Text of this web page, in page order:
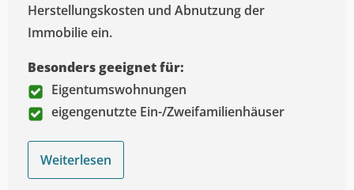
Herstellungskosten und Abnutzung der
Immobilie ein.
Besonders geeignet für:
Eigentumswohnungen
eigengenutzte Ein-/Zweifamilienhäuser
Weiterlesen